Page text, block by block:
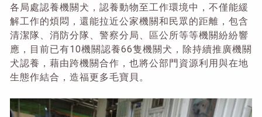
各局處認養機關犬，認養動物至工作環境中，不僅能緩
解工作的煩悶，還能拉近公家機關和民眾的距離，包含
清潔隊、消防分隊、警察分局、區公所等等機關紛紛響
應，目前已有10機關認養66隻機關犬，除持續推廣機關
犬認養，藉由跨機關合作，也將公部門資源利用與在地
生態作結合，造福更多毛寶貝。